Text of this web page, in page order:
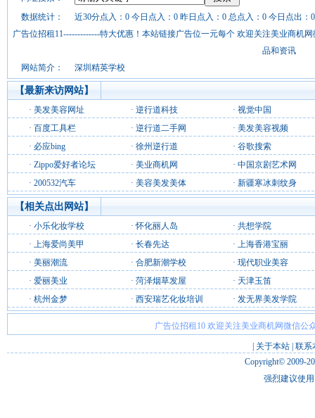
数据统计：
近30分点入：0 今日点入：0 昨日点入：0 总点入：0 今日点出：
广告位招租11-------------特大优惠！本站链接广告位一元每个 欢迎关注美业商机
品和资讯
网站简介：
深圳精英学校
【最新来访网站】
· 美发美容网址 · 逆行道科技 · 视觉中国
· 百度工具栏 · 逆行道二手网 · 美发美容视频
· 必应bing · 徐州逆行道 · 谷歌搜索
· Zippo爱好者论坛 · 美业商机网 · 中国京剧艺术网
· 200532汽车 · 美容美发美体 · 新疆寒冰刺纹身
【相关点出网站】
· 小乐化妆学校 ·怀化丽人岛 · 共想学院
· 上海爱尚美甲 · 长春先达 · 上海香港宝丽
· 美丽潮流 · 合肥新潮学校 · 现代职业美容
· 爱丽美业 · 菏泽烟草发屋 · 天津玉笛
· 杭州金梦 · 西安瑞艺化妆培训 · 发无界美发学院
广告位招租10 欢迎关注美业商机网微信公
关于本站 联系
Copyright© 2009-
强烈建议使